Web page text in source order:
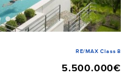
RE/MAX Class 8
5.500.000€